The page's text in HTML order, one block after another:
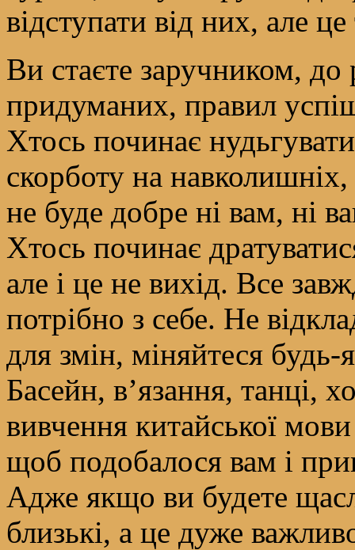
відступати від них, але
Ви стаєте заручником,
придуманих, правил
Хтось починає
скорботу на
не буде добре ні вам, ні
Хтось починає
але і це не вихід. Все
потрібно з себе. Не
для змін, міняйтеся
Басейн, в’язання, танці,
вивчення китайської
щоб подобалося вам і
Адже якщо ви будете
близькі, а це дуже